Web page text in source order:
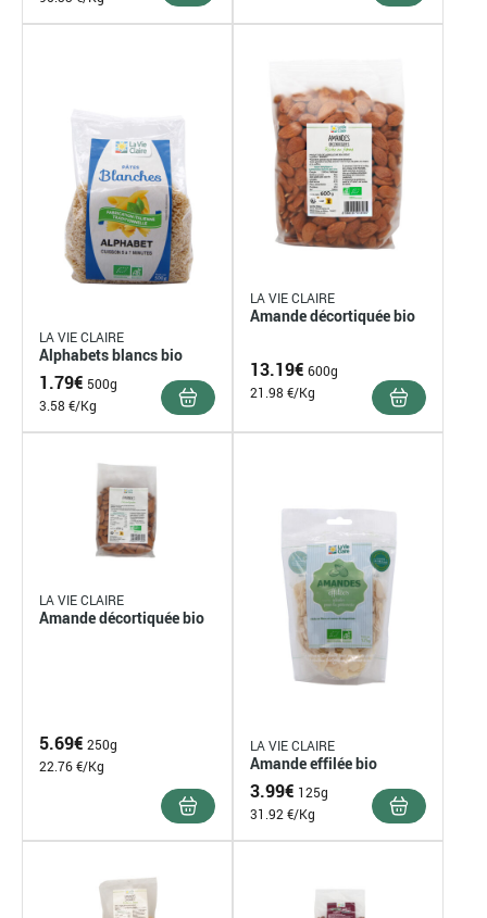
LA VIE CLAIRE
Alphabets blancs bio
1.79€ 500g
3.58 €/Kg
LA VIE CLAIRE
Amande décortiquée bio
13.19€ 600g
21.98 €/Kg
LA VIE CLAIRE
Amande décortiquée bio
5.69€ 250g
22.76 €/Kg
LA VIE CLAIRE
Amande effilée bio
3.99€ 125g
31.92 €/Kg